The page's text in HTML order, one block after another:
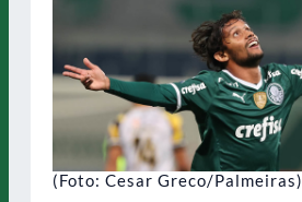
(Foto: Cesar Greco/Palmeiras)